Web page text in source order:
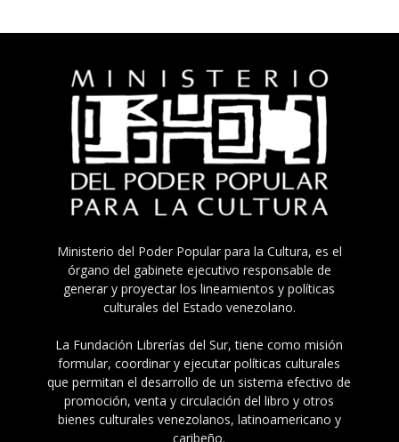
Ministerio del Poder Popular para la Cultura, es el
órgano del gabinete ejecutivo responsable de
generar y proyectar los lineamientos y políticas
culturales del Estado venezolano.
La Fundación Librerías del Sur, tiene como misión
formular, coordinar y ejecutar políticas culturales
que permitan el desarrollo de un sistema efectivo de
promoción, venta y circulación del libro y otros
bienes culturales venezolanos, latinoamericano y
caribeño.